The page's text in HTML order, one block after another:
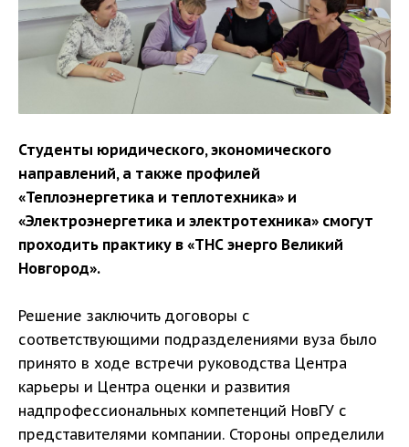
Студенты юридического, экономического
направлений, а также профилей
«Теплоэнергетика и теплотехника» и
«Электроэнергетика и электротехника» смогут
проходить практику в «ТНС энерго Великий
Новгород».
Решение заключить договоры с
соответствующими подразделениями вуза было
принято в ходе встречи руководства Центра
карьеры и Центра оценки и развития
надпрофессиональных компетенций НовГУ с
представителями компании. Стороны определили